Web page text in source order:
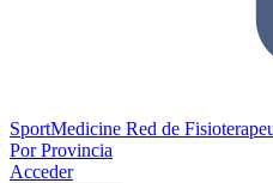
SportMedicine Red de
Por Provincia
Acceder